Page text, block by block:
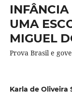
UMA
MIGUEL
Prova Brasil e
Karla de Oliveira